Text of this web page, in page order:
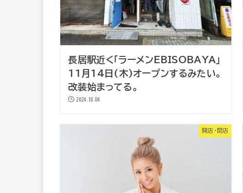
長居駅近く「ラーメンEBISOBAYA」
11月14日(木)オープンするみたい。
改装始まってる。
2024.10.04
開店・閉店